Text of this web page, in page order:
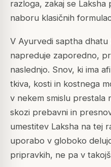
razloga, zakaj se
naboru klasičnih
V Ayurvedi saptha dhatu
napreduje zaporedno,
naslednjo. Snov, ki ima
tkiva, kosti in kostnega
v nekem smislu prestala
skozi prebavni in
umestitev Laksha na tej
uporabo v globoko
pripravkih, ne pa v